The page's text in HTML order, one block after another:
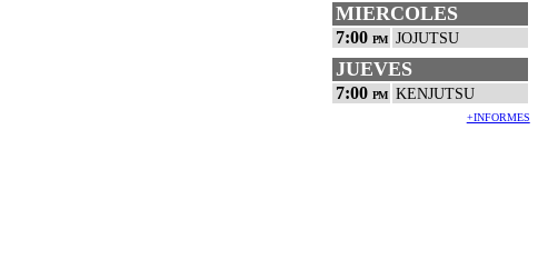
MIERCOLES
7:00 PM JOJUTSU
JUEVES
7:00 PM KENJUTSU
+INFORMES